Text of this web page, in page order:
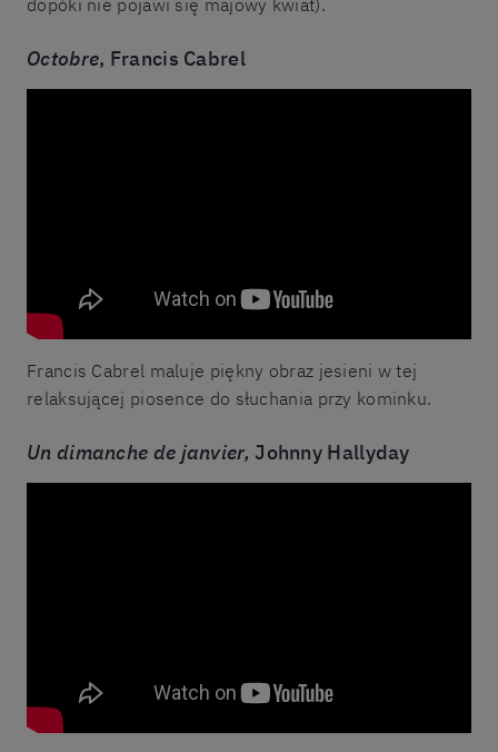
dopóki nie pojawi się majowy kwiat).
Octobre, Francis Cabrel
Francis Cabrel maluje piękny obraz jesieni w tej
relaksującej piosence do słuchania przy kominku.
Un dimanche de janvier, Johnny Hallyday